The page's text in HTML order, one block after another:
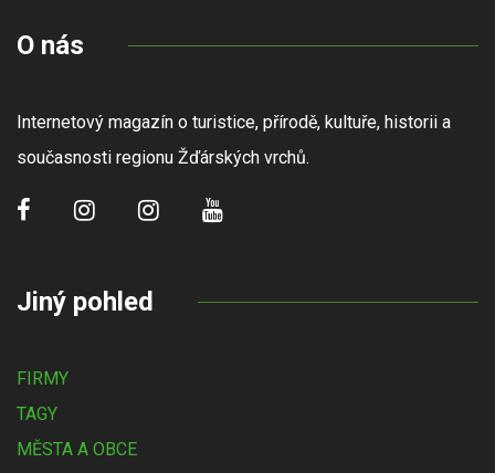
O nás
Internetový magazín o turistice, přírodě, kultuře, historii a
současnosti regionu Žďárských vrchů.
Jiný pohled
FIRMY
TAGY
MĚSTA A OBCE